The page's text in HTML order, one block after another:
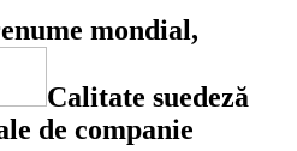
mondial,
Calitate suedeză
de companie